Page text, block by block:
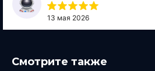
Смотрите также